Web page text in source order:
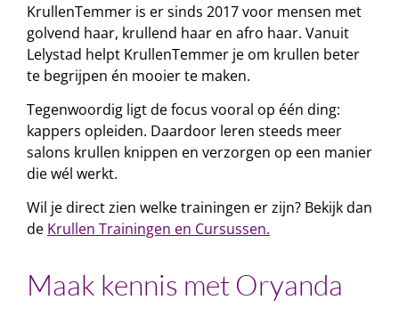
KrullenTemmer is er sinds 2017 voor mensen met
golvend haar, krullend haar en afro haar. Vanuit
Lelystad helpt KrullenTemmer je om krullen beter
te begrijpen én mooier te maken.
Tegenwoordig ligt de focus vooral op één ding:
kappers opleiden. Daardoor leren steeds meer
salons krullen knippen en verzorgen op een manier
die wél werkt.
Wil je direct zien welke trainingen er zijn? Bekijk dan
de Krullen Trainingen en Cursussen.
Maak kennis met Oryanda